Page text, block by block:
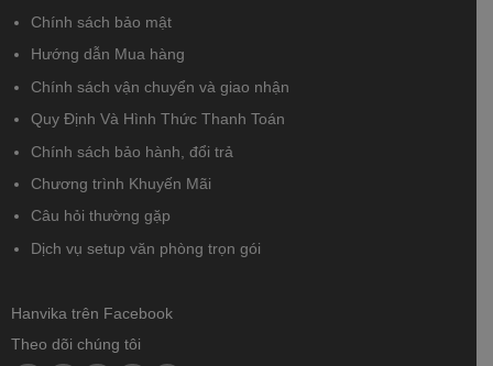
Chính sách bảo mật
Hướng dẫn Mua hàng
Chính sách vận chuyển và giao nhận
Quy Định Và Hình Thức Thanh Toán
Chính sách bảo hành, đổi trả
Chương trình Khuyến Mãi
Câu hỏi thường gặp
Dịch vụ setup văn phòng trọn gói
Hanvika trên Facebook
Theo dõi chúng tôi